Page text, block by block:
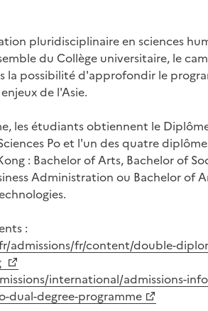
pluridisciplinaire en sciences
du Collège universitaire, le
la possibilité d'approfondir le
de l'Asie.
les étudiants obtiennent le
Po et l'un des quatre
: Bachelor of Arts, Bachelor of
Administration ou Bachelor of
:
admissions/fr/content/double-
international/admissions-
dual-degree-programme